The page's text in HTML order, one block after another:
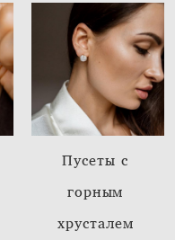
Пусеты с
горным
хрусталем